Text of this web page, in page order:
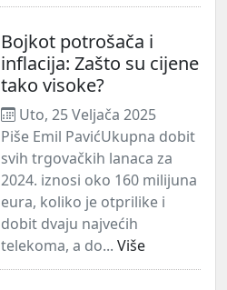
Bojkot potrošača i
inflacija: Zašto su cijene
tako visoke?
Uto, 25 Veljača 2025
Piše Emil PavićUkupna dobit
svih trgovačkih lanaca za
2024. iznosi oko 160 milijuna
eura, koliko je otprilike i
dobit dvaju najvećih
telekoma, a do... Više